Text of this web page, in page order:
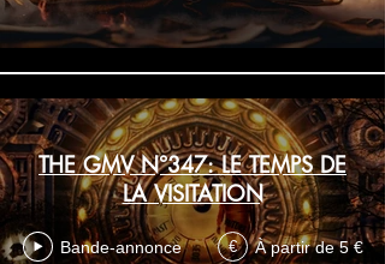
THE GMV N°347: LE TEMPS DE
LA VISITATION
Bande-annonce € À partir de 5 €